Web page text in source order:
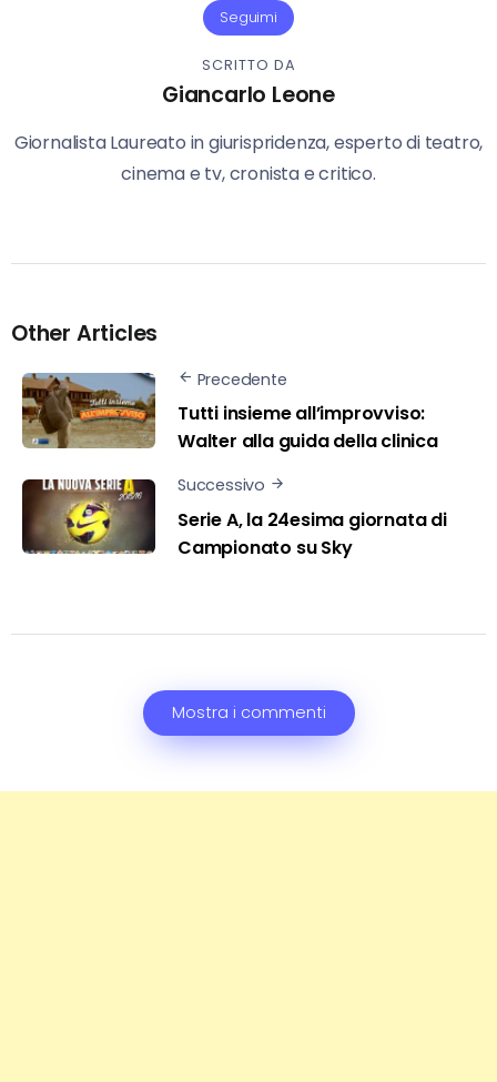
Seguimi
SCRITTO DA
Giancarlo Leone
Giornalista Laureato in giurispridenza, esperto di teatro,
cinema e tv, cronista e critico.
Other Articles
Precedente
Tutti insieme all’improvviso:
Walter alla guida della clinica
Successivo
Serie A, la 24esima giornata di
Campionato su Sky
Mostra i commenti